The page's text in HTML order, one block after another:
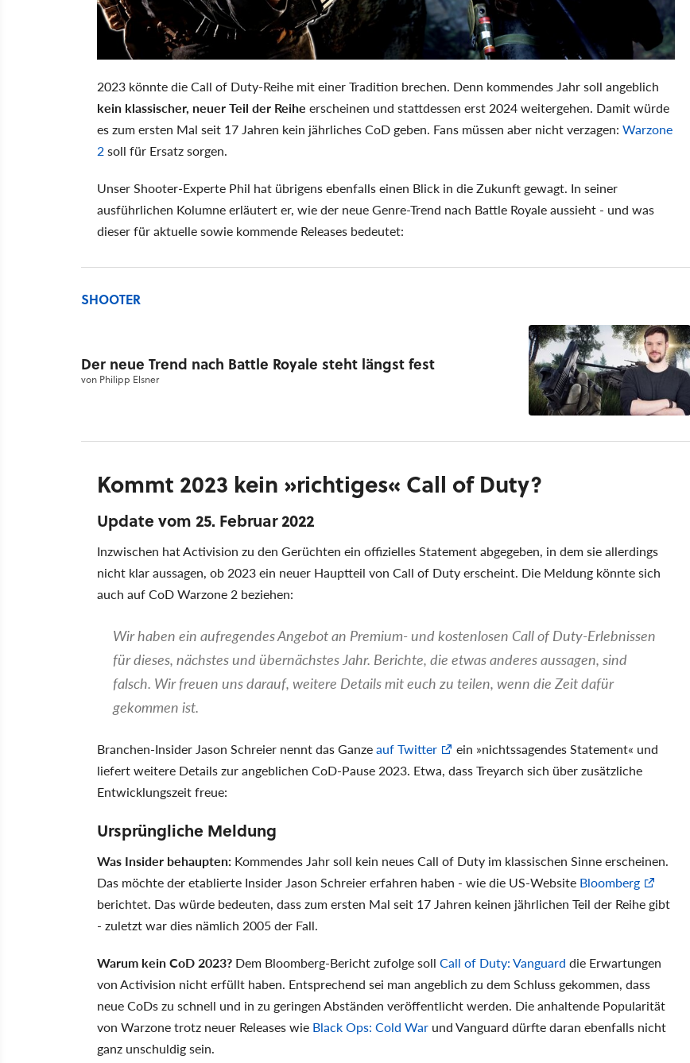
2023 könnte die Call of Duty-Reihe mit einer Tradition brechen. Denn kommendes Jahr soll angeblich
kein klassischer, neuer Teil der Reihe erscheinen und stattdessen erst 2024 weitergehen. Damit würde
es zum ersten Mal seit 17 Jahren kein jährliches CoD geben. Fans müssen aber nicht verzagen: Warzone
2soll für Ersatz sorgen.
Unser Shooter-Experte Phil hat übrigens ebenfalls einen Blick in die Zukunft gewagt. In seiner
ausführlichen Kolumne erläutert er, wie der neue Genre-Trend nach Battle Royale aussieht - und was
dieser für aktuelle sowie kommende Releases bedeutet:
SHOOTER
Der neue Trend nach Battle Royale steht längst fest
von Philipp Elsner
Kommt 2023 kein richtiges Call of Duty?
Update vom 25. Februar 2022
Inzwischen hat Activision zu den Gerüchten ein offizielles Statement abgegeben, in dem sie allerdings
nicht klar aussagen, ob 2023 ein neuer Hauptteil von Call of Duty erscheint. Die Meldung könnte sich
auch auf CoD Warzone 2 beziehen:
Wir haben ein aufregendes Angebot an Premium- und kostenlosen Call of Duty-Erlebnissen
für dieses, nächstes und übernächstes Jahr. Berichte, die etwas anderes aussagen, sind
falsch. Wir freuen uns darauf, weitere Details mit euch zu teilen, wenn die Zeit dafür
gekommen ist.
Branchen-Insider Jason Schreier nennt das Ganzeauf Twitter
ein »nichtssagendes Statement« und
liefert weitere Details zur angeblichen CoD-Pause 2023. Etwa, dass Treyarch sich über zusätzliche
Entwicklungszeit freue:
Ursprüngliche Meldung
Was Insider behaupten: Kommendes Jahr soll kein neues Call of Duty im klassischen Sinne erscheinen.
Das möchte der etablierte Insider Jason Schreier erfahren haben - wie die US-Website Bloomberg
berichtet. Das würde bedeuten, dass zum ersten Mal seit 17 Jahren keinen jährlichen Teil der Reihe gibt
- zuletzt war dies nämlich 2005 der Fall.
Warum kein CoD 2023? Dem Bloomberg-Bericht zufolge soll Call of Duty: Vanguard die Erwartungen
von Activision nicht erfüllt haben. Entsprechend sei man angeblich zu dem Schluss gekommen, dass
neue CoDs zu schnell und in zu geringen Abständen veröffentlicht werden. Die anhaltende Popularität
von Warzone trotz neuer Releases wie Black Ops: Cold War und Vanguard dürfte daran ebenfalls nicht
ganz unschuldig sein.